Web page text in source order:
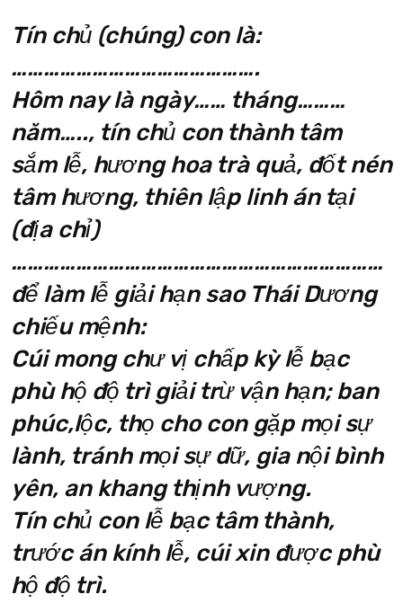
Tín chủ (chúng) con là:
……………………………………….
Hôm nay là ngày…… tháng………
năm….., tín chủ con thành tâm
sắm lễ, hương hoa trà quả, đốt nén
tâm hương, thiên lập linh án tại
(địa chỉ)
……………………………………………………………
để làm lễ giải hạn sao Thái Dương
chiếu mệnh:
Cúi mong chư vị chấp kỳ lễ bạc
phù hộ độ trì giải trừ vận hạn; ban
phúc,lộc, thọ cho con gặp mọi sự
lành, tránh mọi sự dữ, gia nội bình
yên, an khang thịnh vượng.
Tín chủ con lễ bạc tâm thành,
trước án kính lễ, cúi xin được phù
hộ độ trì.